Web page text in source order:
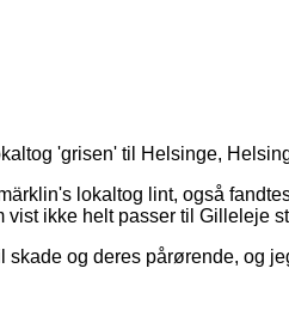
'grisen' til Helsinge,
lokaltog lint, også
vist ikke helt passer til Gilleleje
skade og deres pårørende, og